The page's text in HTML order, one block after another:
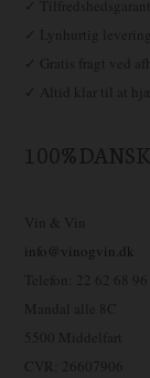
✓ Gratis fragt ved
✓ Altid klar til at
100%
Vin & Vin
info@vinogvin.dk
Telefon: 22 62 68 96
Mandal alle 8C
5500 Middelfart
CVR: 26607906